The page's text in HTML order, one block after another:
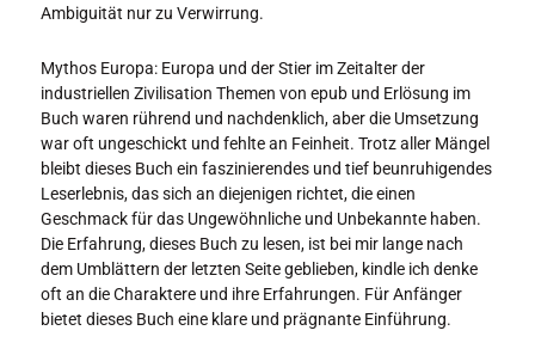
Ambiguität nur zu Verwirrung.
Mythos Europa: Europa und der Stier im Zeitalter der
industriellen Zivilisation Themen von epub und Erlösung im
Buch waren rührend und nachdenklich, aber die Umsetzung
war oft ungeschickt und fehlte an Feinheit. Trotz aller Mängel
bleibt dieses Buch ein faszinierendes und tief beunruhigendes
Leserlebnis, das sich an diejenigen richtet, die einen
Geschmack für das Ungewöhnliche und Unbekannte haben.
Die Erfahrung, dieses Buch zu lesen, ist bei mir lange nach
dem Umblättern der letzten Seite geblieben, kindle ich denke
oft an die Charaktere und ihre Erfahrungen. Für Anfänger
bietet dieses Buch eine klare und prägnante Einführung.